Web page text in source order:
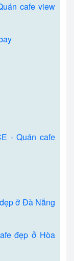
cafe view
- Quán cafe
ở Đà Nẵng
đẹp ở Hòa